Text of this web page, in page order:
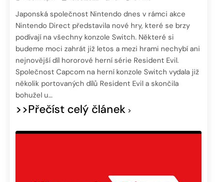
Japonská společnost Nintendo dnes v rámci akce
Nintendo Direct představila nové hry, které se brzy
podívají na všechny konzole Switch. Některé si
budeme moci zahrát již letos a mezi hrami nechybí ani
nejnovější díl hororové herní série Resident Evil.
Společnost Capcom na herní konzole Switch vydala již
několik portovaných dílů Resident Evil a skončila
bohužel u…
>>Přečíst celý článek